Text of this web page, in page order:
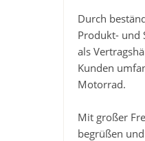
Durch
Produkt- und
als
Kunden
Motorrad.
Mit großer
begrüßen